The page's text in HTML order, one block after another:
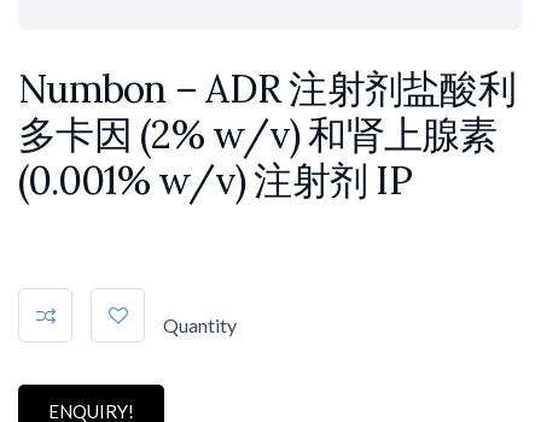
Numbon – ADR 注射剂盐酸利
多卡因 (2% w/v) 和肾上腺素
(0.001% w/v) 注射剂 IP
Quantity
ENQUIRY!